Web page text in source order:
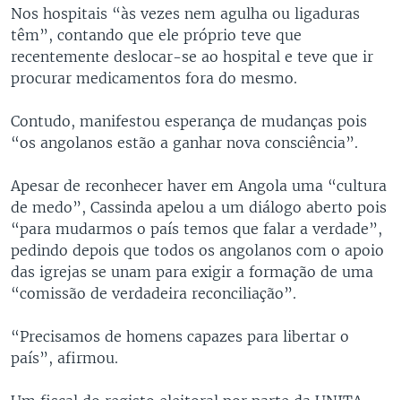
Nos hospitais “às vezes nem agulha ou ligaduras
têm”, contando que ele próprio teve que
recentemente deslocar-se ao hospital e teve que ir
procurar medicamentos fora do mesmo.
Contudo, manifestou esperança de mudanças pois
“os angolanos estão a ganhar nova consciência”.
Apesar de reconhecer haver em Angola uma “cultura
de medo”, Cassinda apelou a um diálogo aberto pois
“para mudarmos o país temos que falar a verdade”,
pedindo depois que todos os angolanos com o apoio
das igrejas se unam para exigir a formação de uma
“comissão de verdadeira reconciliação”.
“Precisamos de homens capazes para libertar o
país”, afirmou.